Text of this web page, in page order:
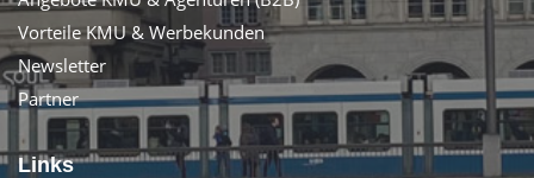
Vorteile KMU & Werbekunden
Newsletter
Partner
Links